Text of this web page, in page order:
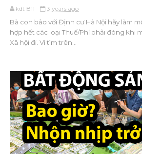
kdt1811 3 years ago
Bà con bảo với Định cư Hà Nội hãy làm
hợp hết các loại Thuế/Phí phải đóng khi
Xã hội đi. Vì tìm trên...